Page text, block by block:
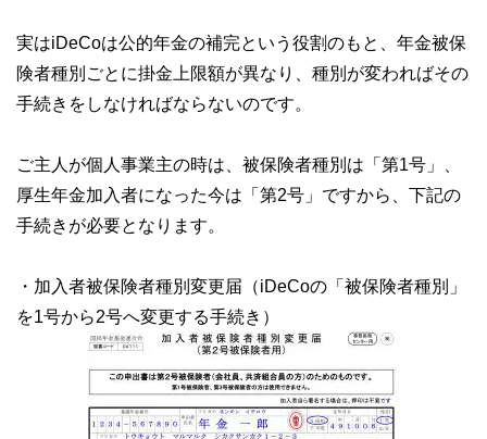
実はiDeCoは公的年金の補完という役割のもと、年金被保
険者種別ごとに掛金上限額が異なり、種別が変わればその
手続きをしなければならないのです。
ご主人が個人事業主の時は、被保険者種別は「第1号」、
厚生年金加入者になった今は「第2号」ですから、下記の
手続きが必要となります。
・加入者被保険者種別変更届（iDeCoの「被保険者種別」
を1号から2号へ変更する手続き）